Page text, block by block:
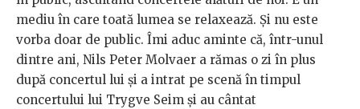
mediu în care toată lumea se relaxează. Şi nu este
vorba doar de public. Îmi aduc aminte că, într-unul
dintre ani, Nils Peter Molvaer a rămas o zi în plus
după concertul lui şi a intrat pe scenă în timpul
concertului lui Trygve Seim şi au cântat